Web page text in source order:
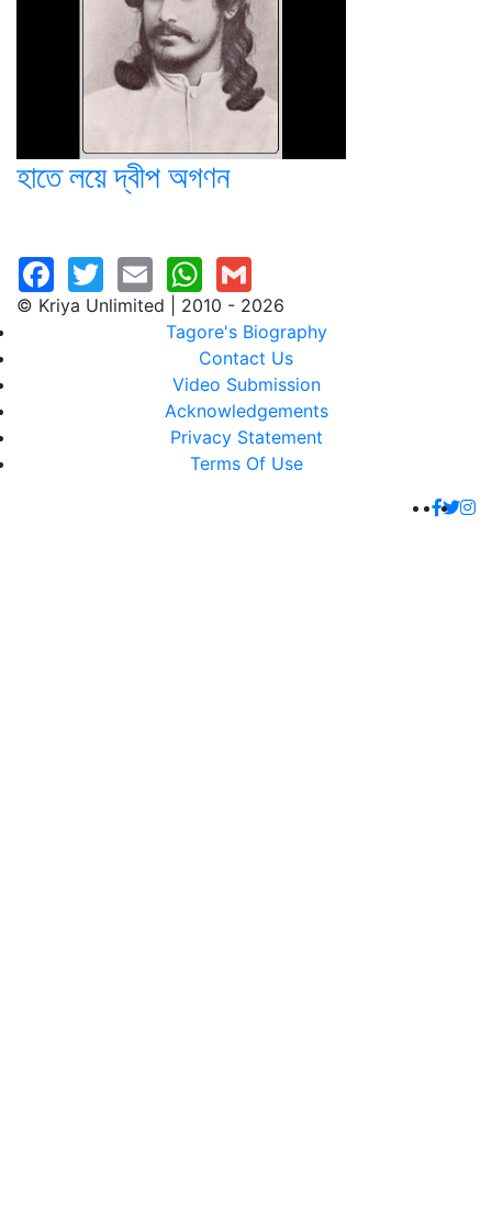
হাতে লয়ে দ্বীপ অগণন
© Kriya Unlimited | 2010 - 2026
Tagore's Biography
Contact Us
Video Submission
Acknowledgements
Privacy Statement
Terms Of Use